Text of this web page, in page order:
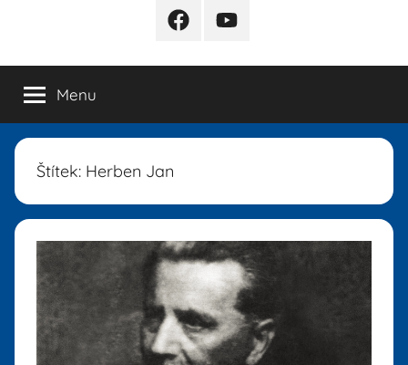
FB YB
Menu
Štítek: Herben Jan